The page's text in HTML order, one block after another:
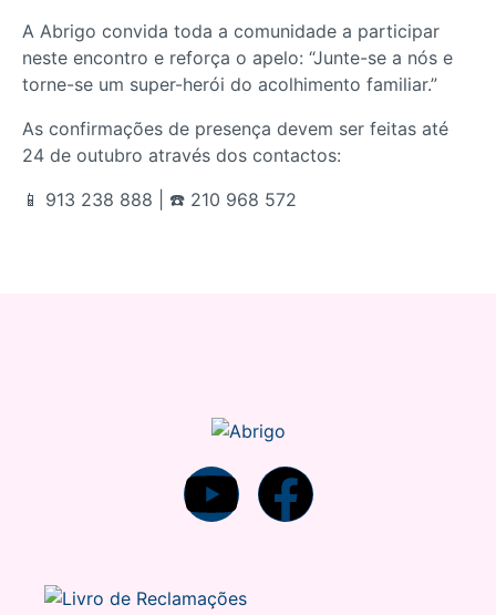
A Abrigo convida toda a comunidade a participar
neste encontro e reforça o apelo: “Junte-se a nós e
torne-se um super-herói do acolhimento familiar.”
As confirmações de presença devem ser feitas até
24 de outubro através dos contactos:
📱 913 238 888 | ☎️ 210 968 572